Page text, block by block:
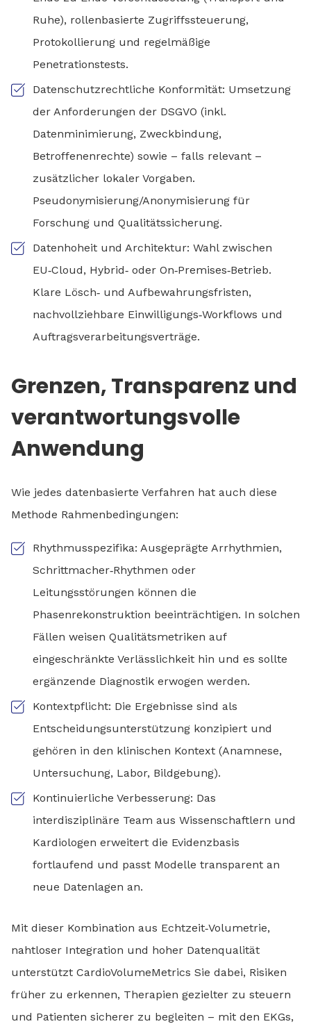
Ruhe), rollenbasierte Zugriffssteuerung,
Protokollierung und regelmäßige
Penetrationstests.
Datenschutzrechtliche Konformität: Umsetzung
der Anforderungen der DSGVO (inkl.
Datenminimierung, Zweckbindung,
Betroffenenrechte) sowie – falls relevant –
zusätzlicher lokaler Vorgaben.
Pseudonymisierung/Anonymisierung für
Forschung und Qualitätssicherung.
Datenhoheit und Architektur: Wahl zwischen
EU‑Cloud, Hybrid‑ oder On‑Premises‑Betrieb.
Klare Lösch‑ und Aufbewahrungsfristen,
nachvollziehbare Einwilligungs‑Workflows und
Auftragsverarbeitungsverträge.
Grenzen, Transparenz und
verantwortungsvolle
Anwendung
Wie jedes datenbasierte Verfahren hat auch diese
Methode Rahmenbedingungen:
Rhythmusspezifika: Ausgeprägte Arrhythmien,
Schrittmacher‑Rhythmen oder
Leitungsstörungen können die
Phasenrekonstruktion beeinträchtigen. In solchen
Fällen weisen Qualitätsmetriken auf
eingeschränkte Verlässlichkeit hin und es sollte
ergänzende Diagnostik erwogen werden.
Kontextpflicht: Die Ergebnisse sind als
Entscheidungsunterstützung konzipiert und
gehören in den klinischen Kontext (Anamnese,
Untersuchung, Labor, Bildgebung).
Kontinuierliche Verbesserung: Das
interdisziplinäre Team aus Wissenschaftlern und
Kardiologen erweitert die Evidenzbasis
fortlaufend und passt Modelle transparent an
neue Datenlagen an.
Mit dieser Kombination aus Echtzeit‑Volumetrie,
nahtloser Integration und hoher Datenqualität
unterstützt CardioVolumeMetrics Sie dabei, Risiken
früher zu erkennen, Therapien gezielter zu steuern
und Patienten sicherer zu begleiten – mit den EKGs,